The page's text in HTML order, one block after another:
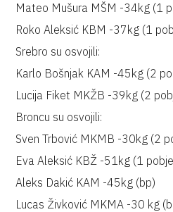
Mateo Mušura MŠM -34kg (1
Roko Aleksić KBM -37kg (1
Srebro su osvojili:
Karlo Bošnjak KAM -45kg (2
Lucija Fiket MKŽB -39kg (2
Broncu su osvojili:
Sven Trbović MKMB -30kg (2
Eva Aleksić KBŽ -51kg (1
Aleks Dakić KAM -45kg (bp)
Lucas Živković MKMA -30 kg